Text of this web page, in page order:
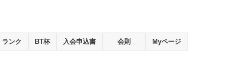
ランク BT杯 入会申込書 会則 Myページ